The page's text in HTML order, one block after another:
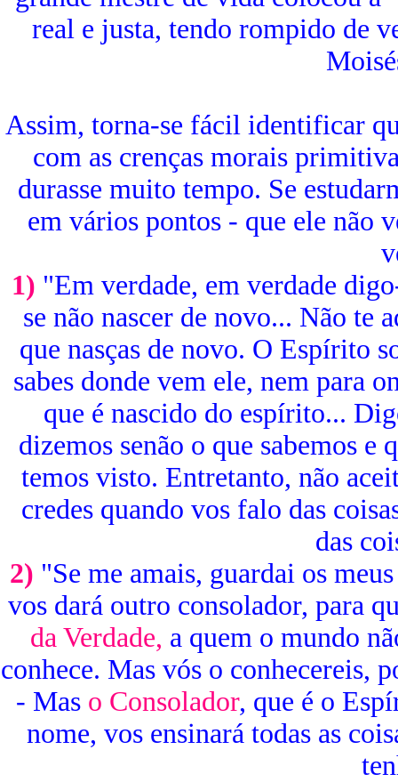
real e justa, tendo rompido de
Assim, torna-se fácil identificar
com as crenças morais
durasse muito tempo. Se
em vários pontos - que ele não
1) "Em verdade, em verdade
se não nascer de novo... Não te
que nasças de novo. O Espírito
sabes donde vem ele, nem para
que é nascido do espírito...
dizemos senão o que sabemos e
temos visto. Entretanto, não
credes quando vos falo das
das
2) "Se me amais, guardai os
vos dará outro consolador, para
da Verdade, a quem o mundo
conhece. Mas vós o conhecereis,
- Mas o Consolador, que é o
nome, vos ensinará todas as